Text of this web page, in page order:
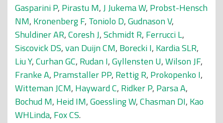
Gasparini P, Pirastu M,J Jukema W, Probst-Hensch
NM, Kronenberg F, Toniolo D,Gudnason V,
Shuldiner AR,Coresh J,Schmidt R, Ferrucci L,
Siscovick DS,van Duijn CM, Borecki I, Kardia SLR,
Liu Y,Curhan GC, Rudan I,Gyllensten U,Wilson JF,
Franke A, Pramstaller PP, Rettig R, Prokopenko I,
Witteman JCM, Hayward C, Ridker P, Parsa A,
Bochud M, Heid IM,Goessling W,Chasman DI, Kao
WHLinda, Fox CS.